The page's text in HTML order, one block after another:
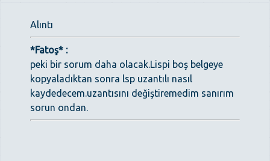
Alıntı
*Fatoş* :
peki bir sorum daha olacak.Lispi boş belgeye
kopyaladıktan sonra lsp uzantılı nasıl
kaydedecem.uzantısını değiştiremedim sanırım
sorun ondan.